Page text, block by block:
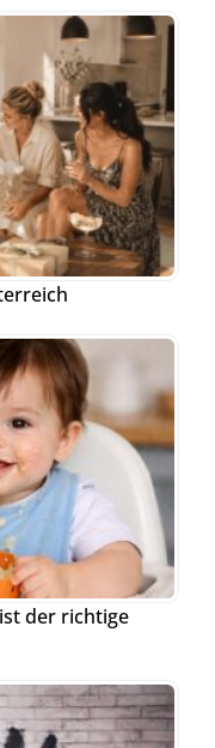
der richtige